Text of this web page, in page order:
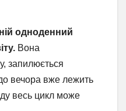
одноденний
Вона
запилюється
вечора вже лежить
весь цикл може